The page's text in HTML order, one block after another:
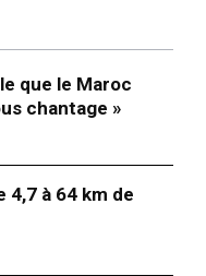
que le Maroc
chantage »
4,7 à 64 km de